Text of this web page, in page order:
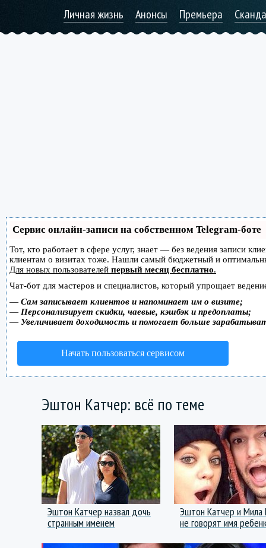
Личная жизнь Анонсы Премьера
Сервис онлайн-записи на собственном Telegram-боте
Тот, кто работает в сфере услуг, знает — без ведения записи
клиентам о визитах тоже. Нашли самый бюджетный и
Для новых пользователей первый месяц бесплатно.
Чат-бот для мастеров и специалистов, который упрощает
— Сам записывает клиентов и напоминает им о визите;
— Персонализирует скидки, чаевые, кэшбэк и предоплаты;
— Увеличивает доходимость и помогает больше
Начать пользоваться сервисом
Эштон Катчер: всё по теме
Эштон Катчер назвал дочь
странным именем
Эштон Катчер и Мила
не говорят имя